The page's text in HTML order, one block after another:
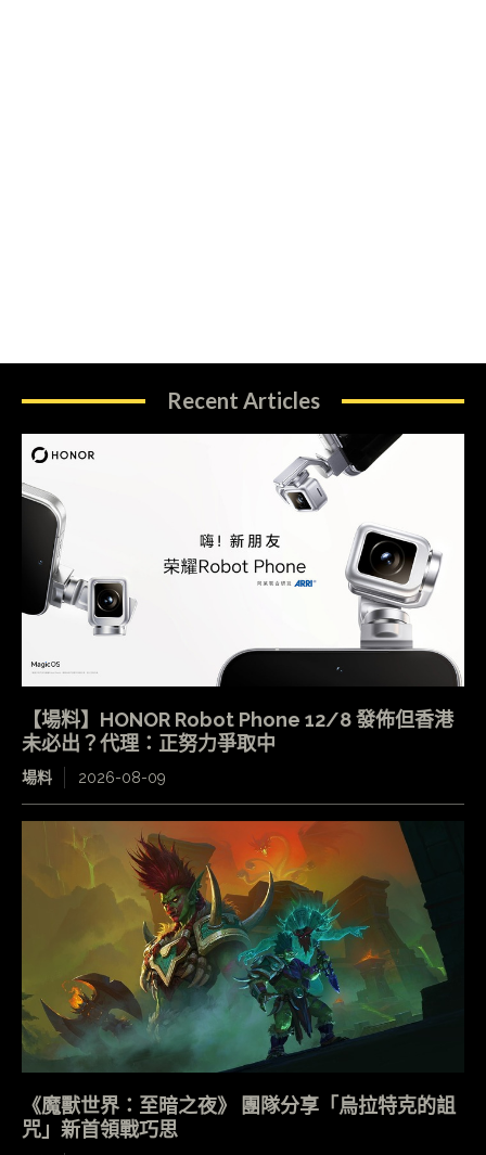
Recent Articles
【場料】HONOR Robot Phone 12/8 發佈但香港
未必出？代理：正努力爭取中
場料 2026-08-09
《魔獸世界：至暗之夜》 團隊分享「烏拉特克的詛
咒」新首領戰巧思